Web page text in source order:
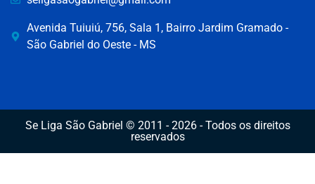
Avenida Tuiuiú, 756, Sala 1, Bairro Jardim Gramado -
São Gabriel do Oeste - MS
Se Liga São Gabriel © 2011 - 2026 - Todos os direitos
reservados